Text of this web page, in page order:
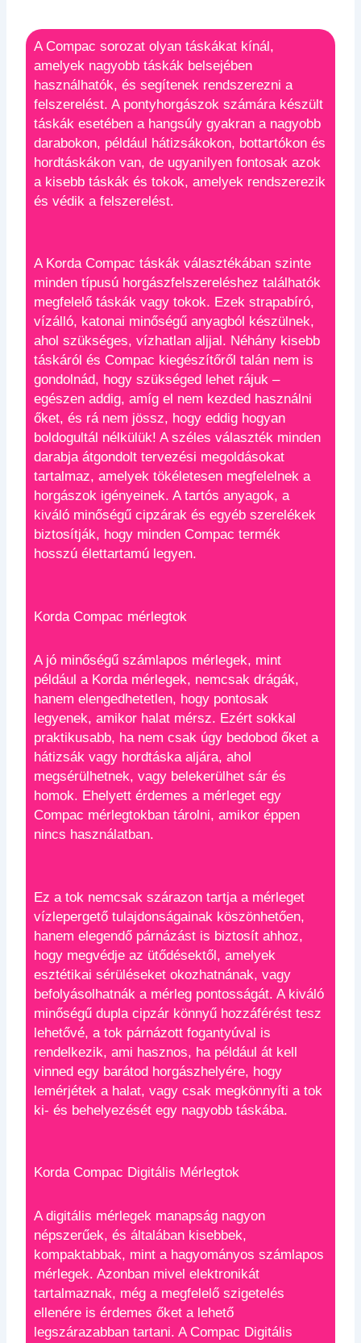
A Compac sorozat olyan táskákat kínál,
amelyek nagyobb táskák belsejében
használhatók, és segítenek rendszerezni a
felszerelést. A pontyhorgászok számára készült
táskák esetében a hangsúly gyakran a nagyobb
darabokon, például hátizsákokon, bottartókon és
hordtáskákon van, de ugyanilyen fontosak azok
a kisebb táskák és tokok, amelyek rendszerezik
és védik a felszerelést.
A Korda Compac táskák választékában szinte
minden típusú horgászfelszereléshez találhatók
megfelelő táskák vagy tokok. Ezek strapabíró,
vízálló, katonai minőségű anyagból készülnek,
ahol szükséges, vízhatlan aljjal. Néhány kisebb
táskáról és Compac kiegészítőről talán nem is
gondolnád, hogy szükséged lehet rájuk –
egészen addig, amíg el nem kezded használni
őket, és rá nem jössz, hogy eddig hogyan
boldogultál nélkülük! A széles választék minden
darabja átgondolt tervezési megoldásokat
tartalmaz, amelyek tökéletesen megfelelnek a
horgászok igényeinek. A tartós anyagok, a
kiváló minőségű cipzárak és egyéb szerelékek
biztosítják, hogy minden Compac termék
hosszú élettartamú legyen.
Korda Compac mérlegtok
A jó minőségű számlapos mérlegek, mint
például a Korda mérlegek, nemcsak drágák,
hanem elengedhetetlen, hogy pontosak
legyenek, amikor halat mérsz. Ezért sokkal
praktikusabb, ha nem csak úgy bedobod őket a
hátizsák vagy hordtáska aljára, ahol
megsérülhetnek, vagy belekerülhet sár és
homok. Ehelyett érdemes a mérleget egy
Compac mérlegtokban tárolni, amikor éppen
nincs használatban.
Ez a tok nemcsak szárazon tartja a mérleget
vízlepergető tulajdonságainak köszönhetően,
hanem elegendő párnázást is biztosít ahhoz,
hogy megvédje az ütődésektől, amelyek
esztétikai sérüléseket okozhatnának, vagy
befolyásolhatnák a mérleg pontosságát. A kiváló
minőségű dupla cipzár könnyű hozzáférést tesz
lehetővé, a tok párnázott fogantyúval is
rendelkezik, ami hasznos, ha például át kell
vinned egy barátod horgászhelyére, hogy
lemérjétek a halat, vagy csak megkönnyíti a tok
ki- és behelyezését egy nagyobb táskába.
Korda Compac Digitális Mérlegtok
A digitális mérlegek manapság nagyon
népszerűek, és általában kisebbek,
kompaktabbak, mint a hagyományos számlapos
mérlegek. Azonban mivel elektronikát
tartalmaznak, még a megfelelő szigetelés
ellenére is érdemes őket a lehető
legszárazabban tartani. A Compac Digitális